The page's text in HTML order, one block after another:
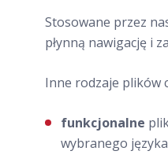
Stosowane przez
płynną nawigację i
Inne rodzaje plików
funkcjonalne
wybranego